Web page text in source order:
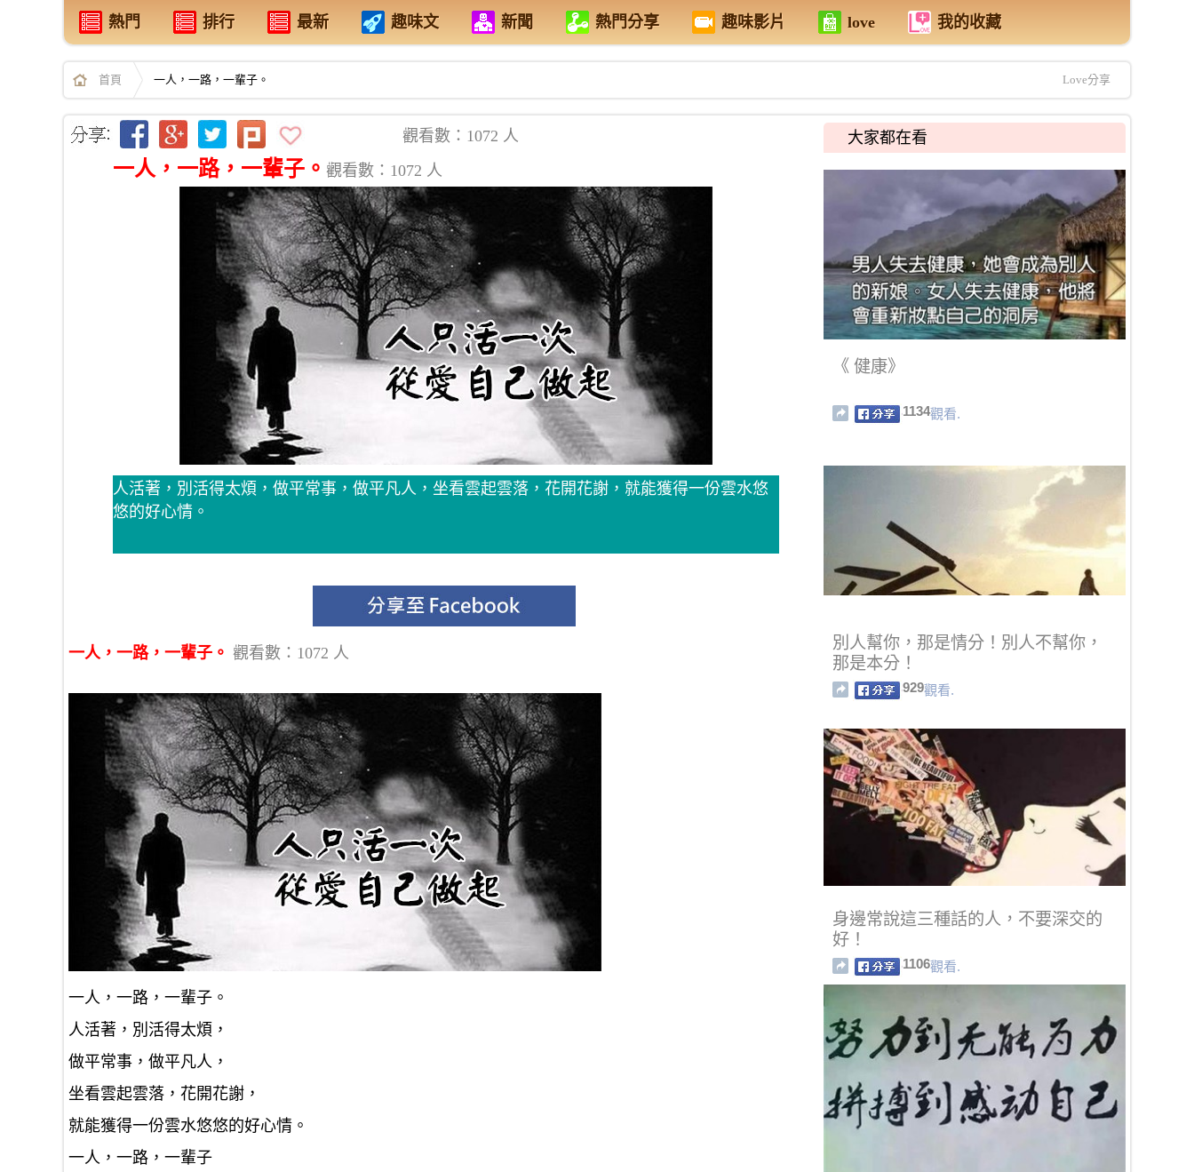
熱門 排行 最新 趣味文 新聞 熱門分享 趣味影片 love 我的收藏
首頁 一人，一路，一輩子。 Love分享
觀看數：1072 人
一人，一路，一輩子。 觀看數：1072 人
人活著，別活得太煩，做平常事，做平凡人，坐看雲起雲落，花開花謝，就能獲得一份雲水悠
悠的好心情。
一人，一路，一輩子。 觀看數：1072 人
一人，一路，一輩子。
人活著，別活得太煩，
做平常事，做平凡人，
坐看雲起雲落，花開花謝，
就能獲得一份雲水悠悠的好心情。
一人，一路，一輩子
大家都在看
《 健康》
1134觀看.
別人幫你，那是情分！別人不幫你，
那是本分！
929觀看.
身邊常說這三種話的人，不要深交的
好！
1106觀看.